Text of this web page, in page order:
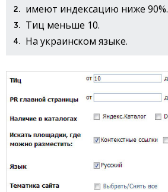
имеют индексацию ниже 90%.
Тиц меньше 10.
На украинском языке.